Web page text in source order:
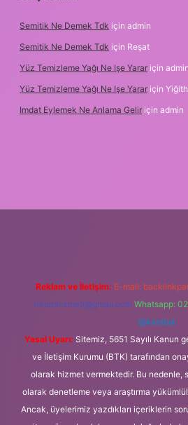
Semitik Ne Demek Tdk için admin
Semitik Ne Demek Tdk için Reşat
Yüz Temizleme Yağı Ne Işe Yarar için admin
Yüz Temizleme Yağı Ne Işe Yarar için
Imdat Eylemek Ne Anlama Gelir için admin
Reklam ve İletişim: E-mail:
forumhizmeti@gmail.com Whatsapp:
@karabul
Yasal Uyarı: Sitemiz, 5651 Sayılı Kanun
ve İletişim Kurumu (BTK) tarafından
olarak hizmet vermektedir. Bu nedenle,
olarak denetleme veya araştırma
Ancak, üyelerimiz yazdıkları içeriklerin